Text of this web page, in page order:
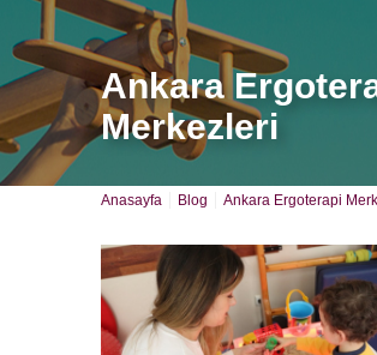
Ankara
Merkezleri
Anasayfa Blog Ankara Ergoterapi